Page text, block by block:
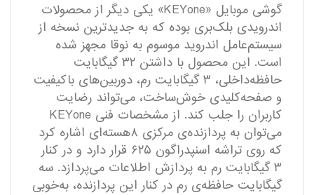
گوشی موبایل «KEYone» یکی دیگر از محصولات
اندرویدی بلک‌بری بوده که به جدیدترین نسخه از
سیستم‌عامل اندروید موسوم به نوقا مجهز شده
است. این محصول با داشتن ۳۲ گیگابایت
حافظه‌داخلی، ۳ گیگابایت رم، دوربین‌های باکیفیت
و صفحه‌کلیدی خوش‌ساخت، می‌تواند رضایت
کاربران را جلب کند. از مشخصات فنی KEYone
می‌توان به پردازنده‌ی مرکزی ۸هسته‌ای اشاره کرد
که روی تراشه اسنپدراگون ۶۲۵ قرار دارد و در کنار
۳ گیگابایت رم به پردازش اطلاعات می‌پردازد. سه
گیگابایت حافظه‌ی رم در کنار این پردازنده، به‌خوبی